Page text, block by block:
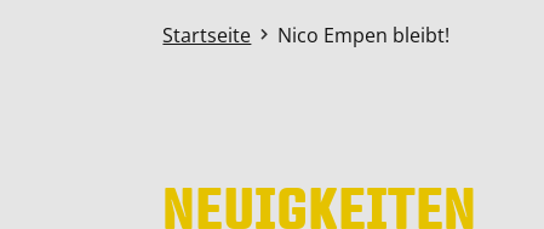
Startseite  Nico Empen bleibt!
NEUIGKEITEN